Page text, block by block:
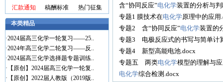
汇款通知
稿酬标准 热门征集
本类精品
·2024届高三化学一轮复习——25..
·2024年高三化学二轮复习——反..
·2024届高三化学选择题专题训练..
· 【原创】2024届高三化学一轮复..
· 【原创】2022届人教版（2019版..
含“协同反应”电化学装置的分析与
专题1 膜技术在电化学原理中的应用
专题2 含“协同反应”电化学装置的
专题3 电极反应式的书写与简单计
专题4 新型高能电池.docx
专题五 两类电化学模型的理解与
电化学综合检测.docx